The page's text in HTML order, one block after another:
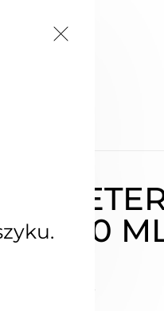
10
z 30 dni: 55,00 zł